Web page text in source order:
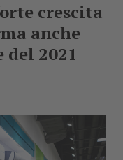
crescita
anche
2021